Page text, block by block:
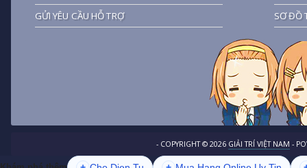
GỬI YÊU CẦU HỖ TRỢ
SƠ ĐỒ
- COPYRIGHT © 2026 GIẢI TRÍ VIỆT NAM -